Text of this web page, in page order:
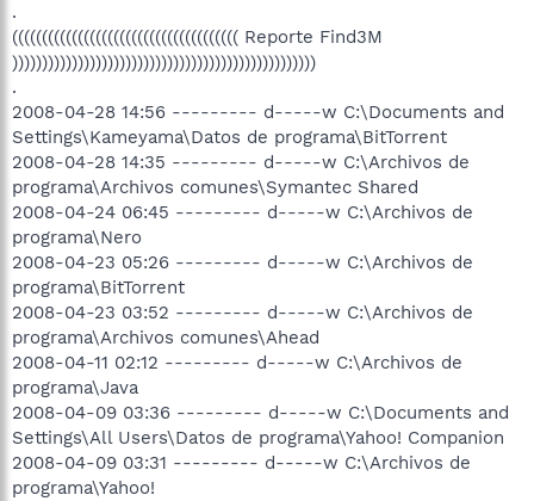
.
(((((((((((((((((((((((((((((((((((((( Reporte Find3M
)))))))))))))))))))))))))))))))))))))))))))))))))))
.
2008-04-28 14:56 --------- d-----w C:\Documents and
Settings\Kameyama\Datos de programa\BitTorrent
2008-04-28 14:35 --------- d-----w C:\Archivos de
programa\Archivos comunes\Symantec Shared
2008-04-24 06:45 --------- d-----w C:\Archivos de
programa\Nero
2008-04-23 05:26 --------- d-----w C:\Archivos de
programa\BitTorrent
2008-04-23 03:52 --------- d-----w C:\Archivos de
programa\Archivos comunes\Ahead
2008-04-11 02:12 --------- d-----w C:\Archivos de
programa\Java
2008-04-09 03:36 --------- d-----w C:\Documents and
Settings\All Users\Datos de programa\Yahoo! Companion
2008-04-09 03:31 --------- d-----w C:\Archivos de
programa\Yahoo!